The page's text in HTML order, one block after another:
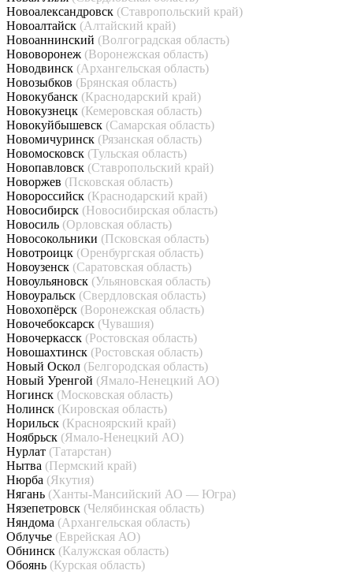
Новоалександровск (Ставропольский край)
Новоалтайск (Алтайский край)
Новоаннинский (Волгоградская область)
Нововоронеж (Воронежская область)
Новодвинск (Архангельская область)
Новозыбков (Брянская область)
Новокубанск (Краснодарский край)
Новокузнецк (Кемеровская область)
Новокуйбышевск (Самарская область)
Новомичуринск (Рязанская область)
Новомосковск (Тульская область)
Новопавловск (Ставропольский край)
Новоржев (Псковская область)
Новороссийск (Краснодарский край)
Новосибирск (Новосибирская область)
Новосиль (Орловская область)
Новосокольники (Псковская область)
Новотроицк (Оренбургская область)
Новоузенск (Саратовская область)
Новоульяновск (Ульяновская область)
Новоуральск (Свердловская область)
Новохопёрск (Воронежская область)
Новочебоксарск (Чувашия)
Новочеркасск (Ростовская область)
Новошахтинск (Ростовская область)
Новый Оскол (Белгородская область)
Новый Уренгой (Ямало-Ненецкий АО)
Ногинск (Московская область)
Нолинск (Кировская область)
Норильск (Красноярский край)
Ноябрьск (Ямало-Ненецкий АО)
Нурлат (Татарстан)
Нытва (Пермский край)
Нюрба (Якутия)
Нягань (Ханты-Мансийский АО — Югра)
Нязепетровск (Челябинская область)
Няндома (Архангельская область)
Облучье (Еврейская АО)
Обнинск (Калужская область)
Обоянь (Курская область)